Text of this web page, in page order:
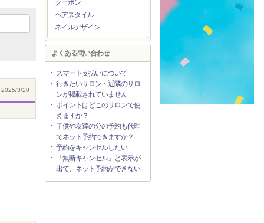
2025/3/20
クーポン
ヘアスタイル
ネイルデザイン
よくある問い合わせ
スマート支払いについて
行きたいサロン・近隣のサロ
ンが掲載されていません
ポイントはどこのサロンで使
えますか？
子供や友達の分の予約も代理
でネット予約できますか？
予約をキャンセルしたい
「無断キャンセル」と表示が
出て、ネット予約ができない